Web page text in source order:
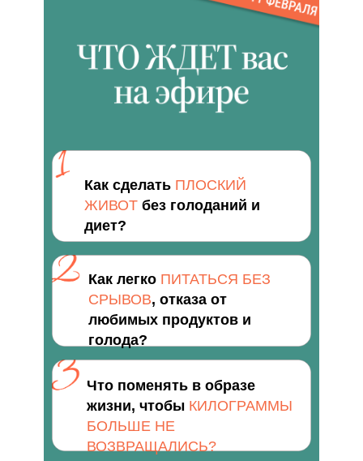
Как сделать ПЛОСКИЙ
ЖИВОТ без голоданий и
диет?
Как легко ПИТАТЬСЯ БЕЗ
СРЫВОВ, отказа от
любимых продуктов и
голода?
Что поменять в образе
жизни, чтобы КИЛОГРАММЫ
БОЛЬШЕ НЕ
ВОЗВРАЩАЛИСЬ?